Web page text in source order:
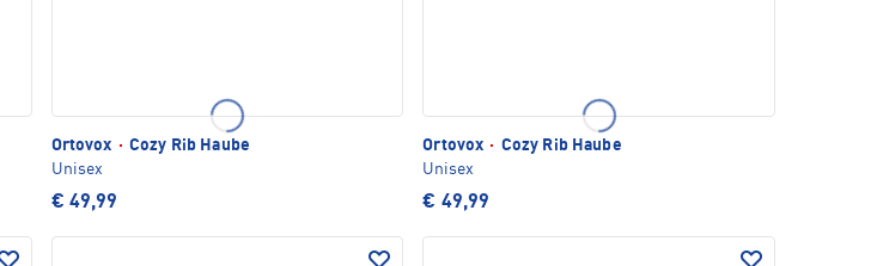
Ortovox · Cozy Rib Haube
Unisex
€ 49,99
Ortovox · Cozy Rib Haube
Unisex
€ 49,99